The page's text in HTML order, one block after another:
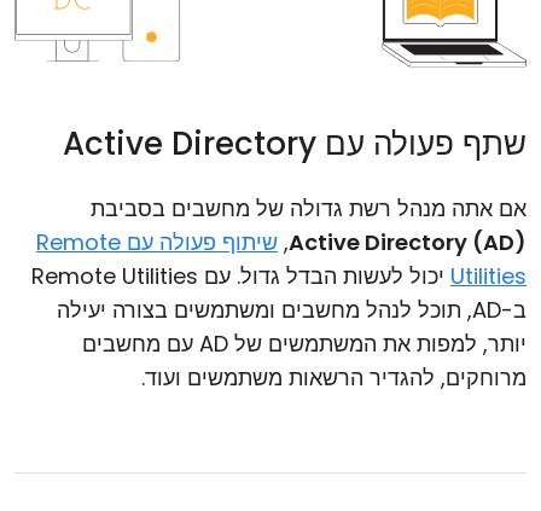
שתף פעולה עם Active Directory
אם אתה מנהל רשת גדולה של מחשבים בסביבת
Active Directory (AD)
,
שיתוף פעולה עם Remote
Utilities
יכול לעשות הבדל גדול. עם Remote Utilities
ב-AD, תוכל לנהל מחשבים ומשתמשים בצורה יעילה
יותר, למפות את המשתמשים של AD עם מחשבים
מרוחקים, להגדיר הרשאות משתמשים ועוד.